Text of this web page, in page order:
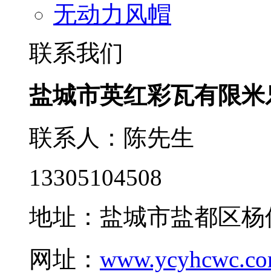
无动力风帽
联系我们
盐城市英红彩瓦有限
联系人：陈先生
13305104508
地址：盐城市盐都区
网址：